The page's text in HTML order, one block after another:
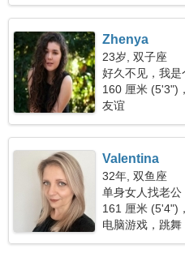
Zhenya
23岁, 双子座
好久不见，我是
160 厘米 (5'3")
友谊
Valentina
32年, 双鱼座
单身女人找老公
161 厘米 (5'4")
电脑游戏，跳舞